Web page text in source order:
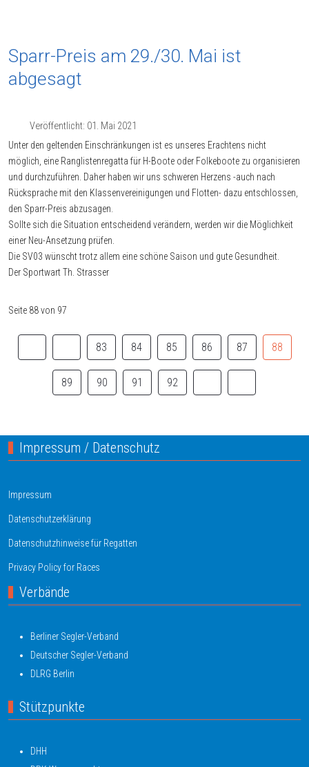
Sparr-Preis am 29./30. Mai ist
abgesagt
Veröffentlicht: 01. Mai 2021
Unter den geltenden Einschränkungen ist es unseres Erachtens nicht
möglich, eine Ranglistenregatta für H-Boote oder Folkeboote zu organisieren
und durchzuführen. Daher haben wir uns schweren Herzens -auch nach
Rücksprache mit den Klassenvereinigungen und Flotten- dazu entschlossen,
den Sparr-Preis abzusagen.
Sollte sich die Situation entscheidend verändern, werden wir die Möglichkeit
einer Neu-Ansetzung prüfen.
Die SV03 wünscht trotz allem eine schöne Saison und gute Gesundheit.
Der Sportwart Th. Strasser
Seite 88 von 97
83 84 85 86 87 88
89 90 91 92
Impressum / Datenschutz
Impressum
Datenschutzerklärung
Datenschutzhinweise für Regatten
Privacy Policy for Races
Verbände
Berliner Segler-Verband
Deutscher Segler-Verband
DLRG Berlin
Stützpunkte
DHH